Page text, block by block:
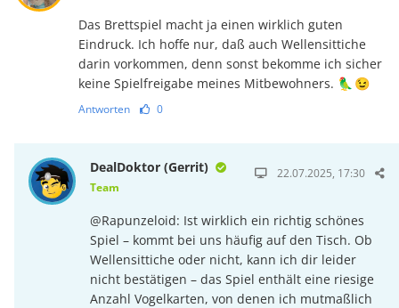
Das Brettspiel macht ja einen wirklich guten
Eindruck. Ich hoffe nur, daß auch Wellen­sittiche
darin vorkommen, denn sonst bekomme ich sicher
keine Spielfreigabe meines Mitbewoh­ners. 🦜 😉
Antworten 0
DealDoktor (Gerrit)
Team
22.07.2025, 17:30
@Rapunzeloid: Ist wirklich ein richtig schönes
Spiel – kommt bei uns häufig auf den Tisch. Ob
Wellensittiche oder nicht, kann ich dir leider
nicht bestätigen – das Spiel enthält eine riesige
Anzahl Vogelkarten, von denen ich mutmaßlich